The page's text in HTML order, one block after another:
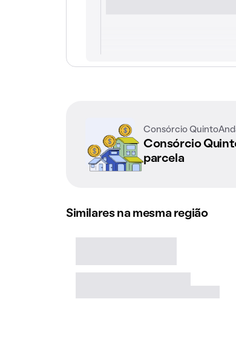
Consórcio
Consórcio
parcela
Similares na mesma região